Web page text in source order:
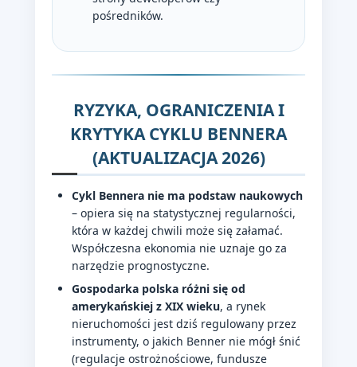
pośredników.
RYZYKA, OGRANICZENIA I
KRYTYKA CYKLU BENNERA
(AKTUALIZACJA 2026)
Cykl Bennera nie ma podstaw naukowych
– opiera się na statystycznej regularności,
która w każdej chwili może się załamać.
Współczesna ekonomia nie uznaje go za
narzędzie prognostyczne.
Gospodarka polska różni się od
amerykańskiej z XIX wieku, a rynek
nieruchomości jest dziś regulowany przez
instrumenty, o jakich Benner nie mógł śnić
(regulacje ostrożnościowe, fundusze